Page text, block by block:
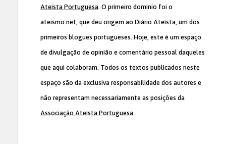
Ateísta Portuguesa. O primeiro domínio foi o
ateismo.net, que deu origem ao Diário Ateísta, um dos
primeiros blogues portugueses. Hoje, este é um espaço
de divulgação de opinião e comentário pessoal daqueles
que aqui colaboram. Todos os textos publicados neste
espaço são da exclusiva responsabilidade dos autores e
não representam necessariamente as posições da
Associação Ateísta Portuguesa.